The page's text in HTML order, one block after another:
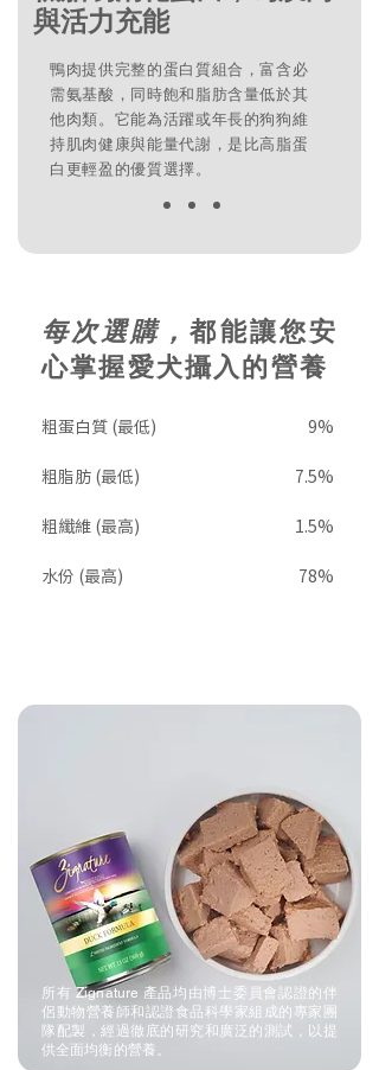
與活力充能
鴨肉提供完整的蛋白質組合，富含必
需氨基酸，同時飽和脂肪含量低於其
他肉類。它能為活躍或年長的狗狗維
持肌肉健康與能量代謝，是比高脂蛋
白更輕盈的優質選擇。
每次選購，都能讓您安
心掌握愛犬攝入的營養
粗蛋白質 (最低)
​粗脂肪 (最低)
粗纖維 (最高)
水份 (最高)
9%
7.5%
1.5%
78%
所有 Zignature 產品均由博士委員會認證的伴
侶動物營養師和認證食品科學家組成的專家團
隊配製，經過徹底的研究和廣泛的測試，以提
供全面均衡的營養。